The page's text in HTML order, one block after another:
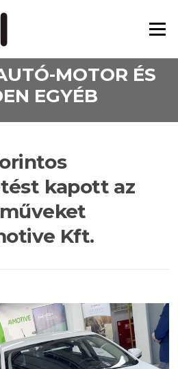
Menü
MOTOR ÉS
EGYÉB
kapott az
Kft.